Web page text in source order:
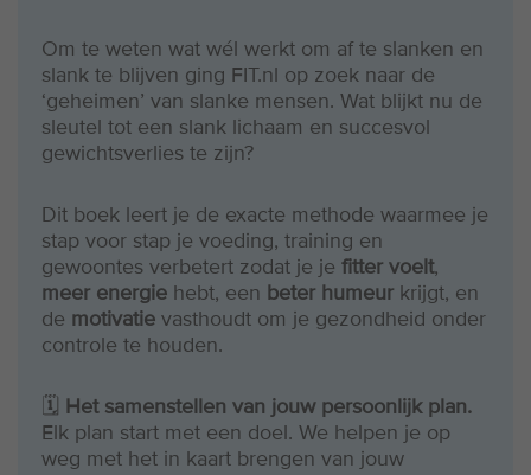
Om te weten wat wél werkt om af te slanken en
slank te blijven ging FIT.nl op zoek naar de
‘geheimen’ van slanke mensen. Wat blijkt nu de
sleutel tot een slank lichaam en succesvol
gewichtsverlies te zijn?
Dit boek leert je de exacte methode waarmee je
stap voor stap je voeding, training en
gewoontes verbetert zodat je je fitter voelt,
meer energie hebt, een beter humeur krijgt, en
de motivatie vasthoudt om je gezondheid onder
controle te houden.
🗓️
Het samenstellen van jouw persoonlijk plan.
Elk plan start met een doel. We helpen je op
weg met het in kaart brengen van jouw